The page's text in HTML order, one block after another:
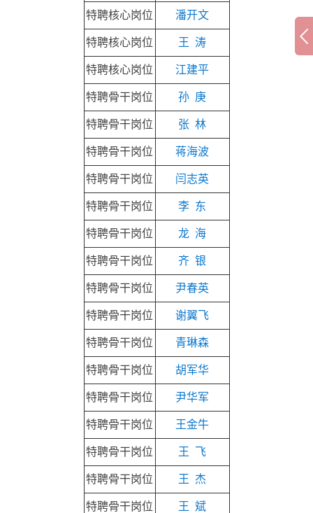
特聘核心岗位 潘开文
特聘核心岗位 王 涛
特聘核心岗位 江建平
特聘骨干岗位 孙 庚
特聘骨干岗位 张 林
特聘骨干岗位 蒋海波
特聘骨干岗位 闫志英
特聘骨干岗位 李 东
特聘骨干岗位 龙 海
特聘骨干岗位 齐 银
特聘骨干岗位 尹春英
特聘骨干岗位 谢翼飞
特聘骨干岗位 青琳森
特聘骨干岗位 胡军华
特聘骨干岗位 尹华军
特聘骨干岗位 王金牛
特聘骨干岗位 王 飞
特聘骨干岗位 王 杰
特聘骨干岗位 王 斌